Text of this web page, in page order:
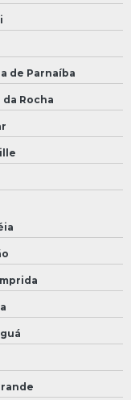
de Parnaíba
da Rocha